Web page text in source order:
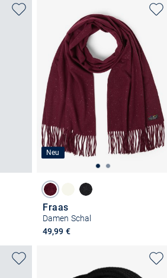
Neu
Fraas
Damen Schal
49,99 €